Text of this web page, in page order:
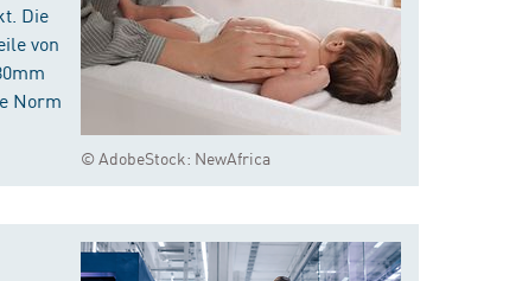
© AdobeStock: NewAfrica
Die
von
Norm